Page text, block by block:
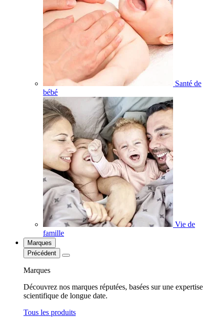
Santé de
bébé
Vie de
famille
Marques
Précédent
Marques
Découvrez nos marques réputées, basées sur une expertise
scientifique de longue date.
Tous les produits